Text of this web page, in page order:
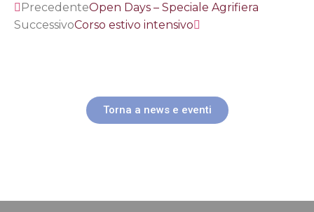
PrecedenteOpen Days – Speciale Agrifiera
SuccessivoCorso estivo intensivo
Torna a news e eventi